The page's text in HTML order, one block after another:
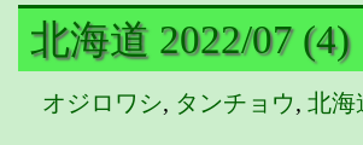
北海道 2022/07 (4)
オジロワシ, タンチョウ, 北海